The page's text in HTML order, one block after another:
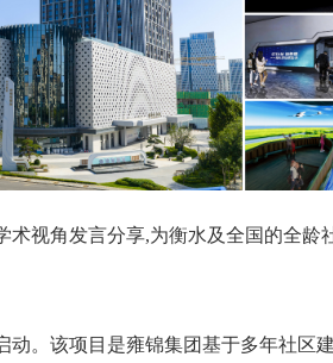
视角发言分享,为衡水及全国的全龄
。该项目是雍锦集团基于多年社区